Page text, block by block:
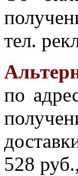
тел.
по
528